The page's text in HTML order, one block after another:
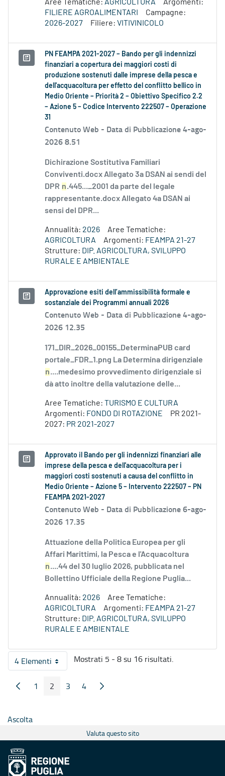
Aree Tematiche: AGRICOLTURA
Argomenti:
FILIERE AGROALIMENTARI
Campagne:
2026-2027
Filiere: VITIVINICOLO
PN FEAMPA 2021-2027 – Bando per gli indennizzi
finanziari a copertura dei maggiori costi di
produzione sostenuti dalle imprese della pesca e
dell'acquacoltura per effetto del conflitto bellico in
Medio Oriente – Priorità 2 – Obiettivo Specifico 2.2
– Azione 5 – Codice Intervento 222507 – Operazione
31
Contenuto Web - Data di Pubblicazione 4-ago-
2026 8.51
Dichirazione Sostitutiva Familiari
Conviventi.docx Allegato 3a DSAN ai sendi del
DPR n.445..._2001 da parte del legale
rappresentante.docx Allegato 4a DSAN ai
sensi del DPR...
Annualità: 2026
Aree Tematiche:
AGRICOLTURA
Argomenti: FEAMPA 21-27
Strutture: DIP. AGRICOLTURA, SVILUPPO
RURALE E AMBIENTALE
Approvazione esiti dell’ammissibilità formale e
sostanziale dei Programmi annuali 2026
Contenuto Web - Data di Pubblicazione 4-ago-
2026 12.35
171_DIR_2026_00155_DeterminaPUB card
portale_FDR_1.png La Determina dirigenziale
n....medesimo provvedimento dirigenziale si
dà atto inoltre della valutazione delle...
Aree Tematiche: TURISMO E CULTURA
Argomenti: FONDO DI ROTAZIONE
PR 2021-
2027: PR 2021-2027
Approvato il Bando per gli indennizzi finanziari alle
imprese della pesca e dell'acquacoltura per i
maggiori costi sostenuti a causa del conflitto in
Medio Oriente – Azione 5 – Intervento 222507 – PN
FEAMPA 2021-2027
Contenuto Web - Data di Pubblicazione 6-ago-
2026 17.35
Attuazione della Politica Europea per gli
Affari Marittimi, la Pesca e l'Acquacoltura
n....44 del 30 luglio 2026, pubblicata nel
Bollettino Ufficiale della Regione Puglia...
Annualità: 2026
Aree Tematiche:
AGRICOLTURA
Argomenti: FEAMPA 21-27
Strutture: DIP. AGRICOLTURA, SVILUPPO
RURALE E AMBIENTALE
4 ElementiPer pagina
Mostrati 5 - 8 su 16 risultati.
Pagina Precedente
Pagina
1 Pagina
2 Pagina
3 Pagina
4 Pagina Seguente
Ascolta
Valuta questo sito